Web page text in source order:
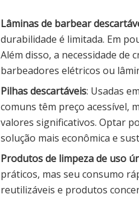
Lâminas de barbear
durabilidade é limitada. Em
Além disso, a necessidade
barbeadores elétricos ou
Pilhas descartáveis: Usadas
comuns têm preço acessível,
valores significativos. Optar
solução mais econômica e
Produtos de limpeza de uso
práticos, mas seu consumo
reutilizáveis e produtos